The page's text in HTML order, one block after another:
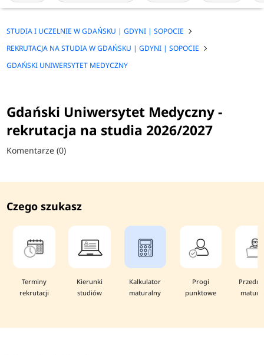
STUDIA I UCZELNIE W GDAŃSKU | GDYNI | SOPOCIE
REKRUTACJA NA STUDIA W GDAŃSKU | GDYNI | SOPOCIE
GDAŃSKI UNIWERSYTET MEDYCZNY
Gdański Uniwersytet Medyczny -
rekrutacja na studia 2026/2027
Komentarze (0)
Czego szukasz
Terminy
rekrutacji
Kierunki
studiów
Kalkulator
maturalny
Progi
punktowe